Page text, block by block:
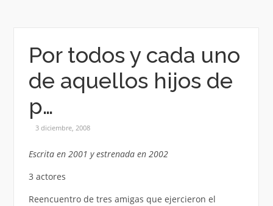
Por todos y cada uno
de aquellos hijos de
p…
3 diciembre, 2008
Escrita en 2001 y estrenada en 2002
3 actores
Reencuentro de tres amigas que ejercieron el